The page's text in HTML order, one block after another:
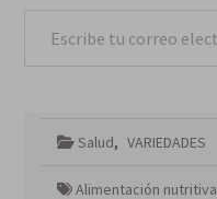
Salud, VARIEDADES
Alimentación nutritiva